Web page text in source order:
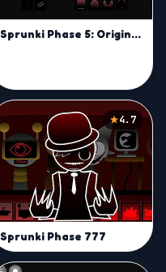
Sprunki Phase 5: Original
4.7
Sprunki Phase 777